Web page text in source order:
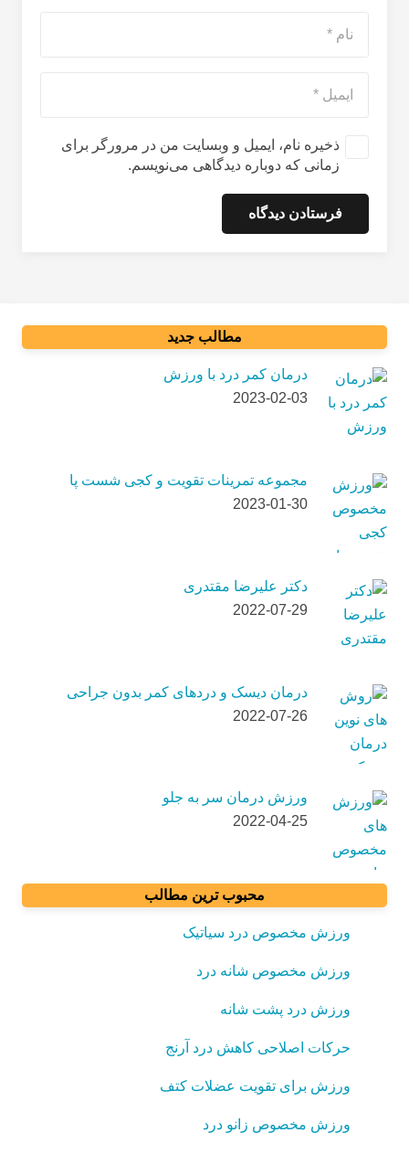
ذخیره نام، ایمیل و وبسایت من در مرورگر برای
زمانی که دوباره دیدگاهی می‌نویسم.
فرستادن دیدگاه
مطالب جدید
درمان کمر درد با ورزش
2023-02-03
مجموعه تمرینات تقویت و کجی شست پا
2023-01-30
دکتر علیرضا مقتدری
2022-07-29
درمان دیسک و دردهای کمر بدون جراحی
2022-07-26
ورزش درمان سر به جلو
2022-04-25
محبوب ترین مطالب
ورزش مخصوص درد سیاتیک
ورزش مخصوص شانه درد
ورزش درد پشت شانه
حرکات اصلاحی کاهش درد آرنج
ورزش برای تقویت عضلات کتف
ورزش مخصوص زانو درد